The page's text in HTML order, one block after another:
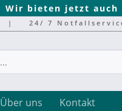
Wir bieten jetzt
| 24/ 7
Über uns Kontakt